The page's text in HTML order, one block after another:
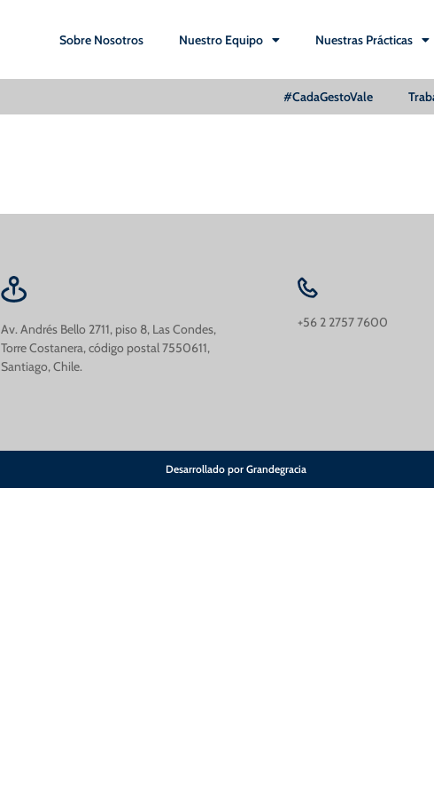
Sobre Nosotros Nuestro Equipo Nuestras Prácticas
#CadaGestoVale
Av. Andrés Bello 2711, piso 8, Las Condes,
Torre Costanera, código postal 7550611,
Santiago, Chile.
+56 2 2757 7600
Desarrollado por Grandegracia